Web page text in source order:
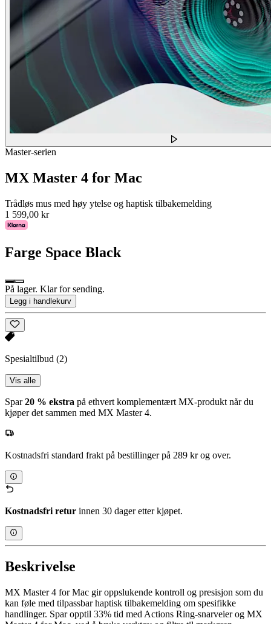
Master-serien
MX Master 4 for Mac
Trådløs mus med høy ytelse og haptisk tilbakemelding
1 599,00 kr
Farge Space Black
På lager. Klar for sending.
Legg i handlekurv
Spesialtilbud (2)
Vis alle
Spar20 % ekstra på ethvert komplementært MX-produkt når du
kjøper det sammen med MX Master 4.
Kostnadsfri standard frakt på bestillinger på 289 kr og over.
Kostnadsfri retur innen 30 dager etter kjøpet.
Beskrivelse
MX Master 4 for Mac gir oppslukende kontroll og presisjon som du
kan føle med tilpassbar haptisk tilbakemelding om spesifikke
handlinger. Spar opptil 33% tid med Actions Ring-snarveier og MX